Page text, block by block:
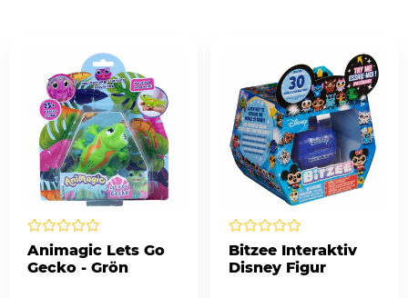
Animagic Lets Go
Gecko - Grön
Bitzee Interaktiv
Disney Figur